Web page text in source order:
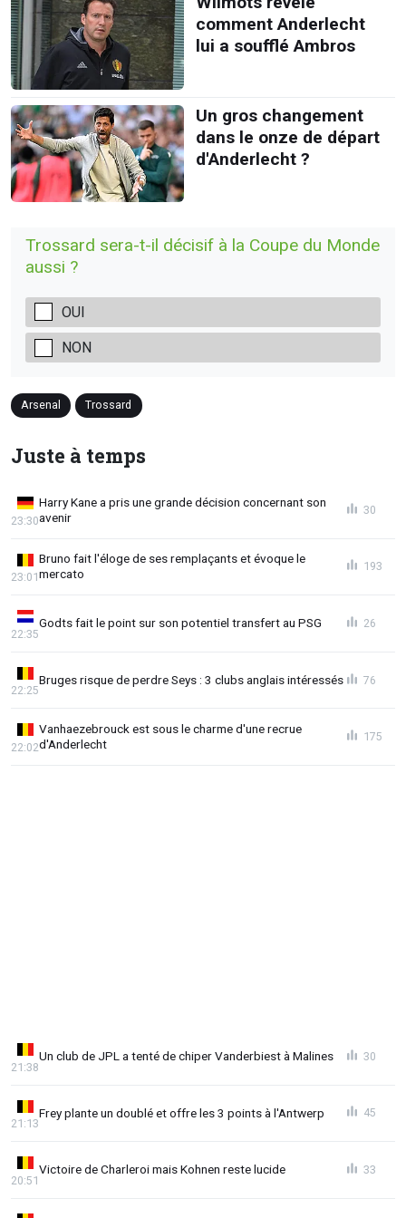
comment Anderlecht
lui a soufflé Ambros
Un gros changement
dans le onze de départ
d'Anderlecht ?
Trossard sera-t-il décisif à la Coupe du Monde
aussi ?
OUI
NON
Arsenal Trossard
Juste à temps
Harry Kane a pris une grande décision concernant son
avenir
23:30
30
Bruno fait l'éloge de ses remplaçants et évoque le
mercato
23:01
193
Godts fait le point sur son potentiel transfert au PSG
22:35
26
Bruges risque de perdre Seys : 3 clubs anglais intéressés
22:25
76
Vanhaezebrouck est sous le charme d'une recrue
d'Anderlecht
22:02
175
Un club de JPL a tenté de chiper Vanderbiest à Malines
21:38
30
Frey plante un doublé et offre les 3 points à l'Antwerp
21:13
45
Victoire de Charleroi mais Kohnen reste lucide
20:51
33